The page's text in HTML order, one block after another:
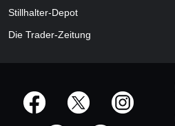
Stillhalter-Depot
Die Trader-Zeitung
offizielle Social Media-Accounts